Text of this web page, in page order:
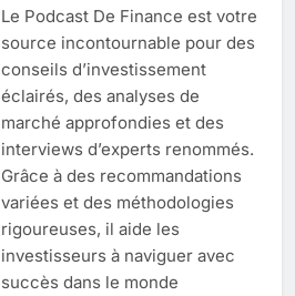
Le Podcast De Finance est votre
source incontournable pour des
conseils d’investissement
éclairés, des analyses de
marché approfondies et des
interviews d’experts renommés.
Grâce à des recommandations
variées et des méthodologies
rigoureuses, il aide les
investisseurs à naviguer avec
succès dans le monde